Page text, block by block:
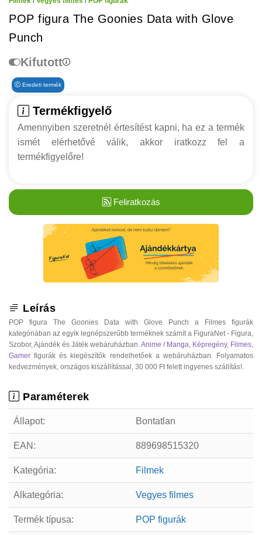
POP figura The Goonies Data with Glove
Punch
Kifutott
Eredeti termék
Termékfigyelő
Amennyiben szeretnél értesítést kapni, ha ez a termék
ismét elérhetővé válik, akkor iratkozz fel a
termékfigyelőre!
Feliratkozás
Leírás
POP figura The Goonies Data with Glove Punch a Filmes figurák
kategóriában az egyik legnépszerűbb terméknek számít a FiguraNet - Figura,
Szobor, Ajándék és Játék webáruházban. Anime / Manga Képregény, Filmes
Gamer figurák és kiegészítők rendelhetőek a webáruházban. Folyamatos
kedvezmények, országos kiszállítással, 30 000 Ft felett ingyenes szállítás!.
Paraméterek
Állapot: Bontatlan
EAN: 889698515320
Kategória: Filmek
Alkategória: Vegyes filmes
Termék típusa: POP figurák